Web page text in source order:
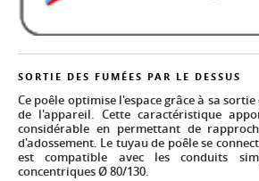
SORTIE DES FUMÉES PAR LE DESSUS
Ce poêle optimise l'espace grâce à sa
de l'appareil. Cette caractéristique
considérable en permettant de
d'adossement. Le tuyau de poêle se
est compatible avec les conduits
concentriques Ø 80/130.